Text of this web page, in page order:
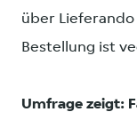
über
Bestellung ist
Umfrage zeigt: